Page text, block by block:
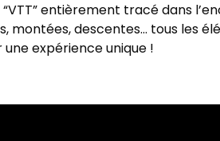
entièrement tracé dans
montées, descentes… tous les
expérience unique !